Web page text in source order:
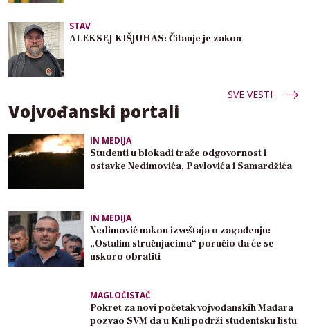
STAV
ALEKSEJ KIŠJUHAS: Čitanje je zakon
SVE VESTI
Vojvođanski portali
IN MEDIJA
Studenti u blokadi traže odgovornost i
ostavke Nedimovića, Pavlovića i Samardžića
IN MEDIJA
Nedimović nakon izveštaja o zagađenju:
„Ostalim stručnjacima“ poručio da će se
uskoro obratiti
MAGLOČISTAČ
Pokret za novi početak vojvođanskih Mađara
pozvao SVM da u Kuli podrži studentsku listu